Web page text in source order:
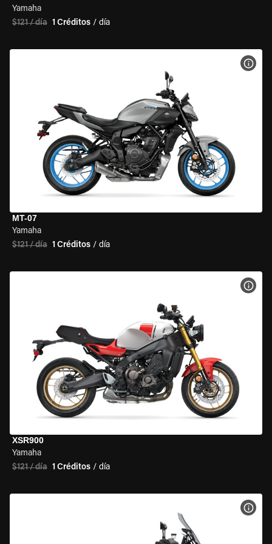
Yamaha
$121 / día 1 Créditos / día
MT-07
Yamaha
$121 / día 1 Créditos / día
VER
XSR900
Yamaha
$121 / día 1 Créditos / día
VER
VER